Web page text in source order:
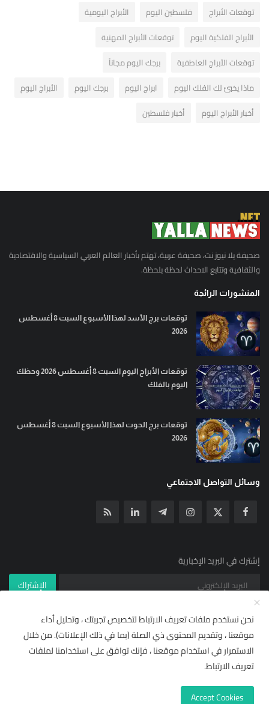
توقعات الأبراج
فلسطين اليوم
الأبراج اليومية
الأبراج الفلكية اليوم
توقعات الأبراج المهنية
توقعات الأبراج العاطفية
برجك اليوم مجاناً
ماذا يخبئ لك الفلك اليوم
ابراج اليوم برجك اليوم
الأبراج اليوم
أخبار الأبراج اليوم
أخبار فلسطين
صحيفة يلا نيوز نت، صحيفة عربية، تهتم بأخبار العالم العربي السياسية والاقتصادية
والثقافية وتتابع الاحداث لحظة بلحظة.
المنشورات الرائجة
توقعات برج الأسد لهذا الأسبوع السبت 8 أغسطس
2026
توقعات الأبراج اليوم السبت 8 أغسطس 2026 وحظك
اليوم بالفلك
توقعات برج الحوت لهذا الأسبوع السبت 8 أغسطس
2026
وسائل التواصل الاجتماعي
إشترك في البريد الإخبارية
الإشتراك
© جميع الحقوق محفوظة ل YallaNews net 2021
شروط خدمة RSS | يلا نيوز نت
الاشتراكات والأسعار (وصول مجاني)
نحن نستخدم ملفات تعريف الارتباط لتخصيص تجربتك ، وتحليل أداء
موقعنا ، وتقديم المحتوى ذي الصلة (بما في ذلك الإعلانات). من خلال
الاستمرار في استخدام موقعنا ، فإنك توافق على استخدامنا لملفات
تعريف الارتباط.
Accept Cookies
🌟 أضف "يلا نيوز نت" إلى مصادرك ×
تابع أحدث الأخبار والتقارير حصرياً ومباشرة من قسم
مصادرك"
لاحقاً